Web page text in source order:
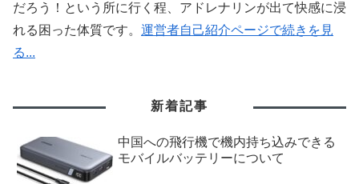
だろう！という所に行く程、アドレナリンが出て快感に浸
れる困った体質です。 運営者自己紹介ページで続きを見
る...
新着記事
中国への飛行機で機内持ち込みできる
モバイルバッテリーについて